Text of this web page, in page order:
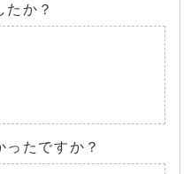
たか？
ったですか？